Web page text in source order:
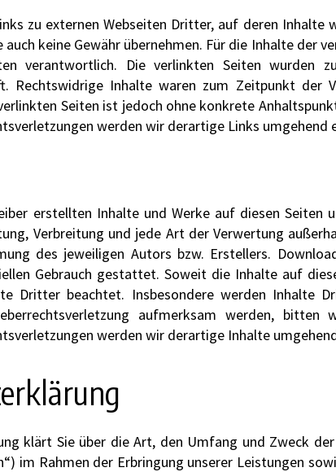
zu externen Webseiten Dritter, auf deren Inhalte
keine Gewähr übernehmen. Für die Inhalte der
verantwortlich. Die verlinkten Seiten wurden
Rechtswidrige Inhalte waren zum Zeitpunkt der
Seiten ist jedoch ohne konkrete
werden wir derartige Links umgehend
erstellten Inhalte und Werke auf diesen Seiten
Verbreitung und jede Art der Verwertung
des jeweiligen Autors bzw. Erstellers.
Gebrauch gestattet. Soweit die Inhalte auf
Dritter beachtet. Insbesondere werden Inhalte
aufmerksam werden, bitten
werden wir derartige Inhalte
klärt Sie über die Art, den Umfang und Zweck
im Rahmen der Erbringung unserer Leistungen